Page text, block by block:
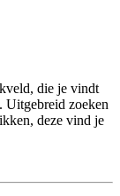
die je vindt
Uitgebreid zoeken
deze vind je